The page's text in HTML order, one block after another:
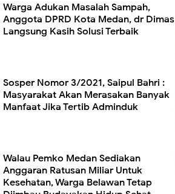
Warga Adukan Masalah Sampah,
Anggota DPRD Kota Medan, dr Dimas
Langsung Kasih Solusi Terbaik
Sosper Nomor 3/2021, Saipul Bahri :
Masyarakat Akan Merasakan Banyak
Manfaat Jika Tertib Adminduk
Walau Pemko Medan Sediakan
Anggaran Ratusan Miliar Untuk
Kesehatan, Warga Belawan Tetap